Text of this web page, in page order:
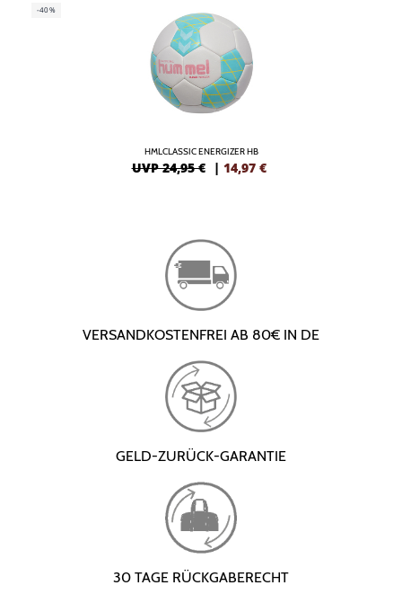
-40%
HMLCLASSIC ENERGIZER HB
UVP 24,95 € | 14,97 €
VERSANDKOSTENFREI AB 80€ IN DE
GELD-ZURÜCK-GARANTIE
30 TAGE RÜCKGABERECHT